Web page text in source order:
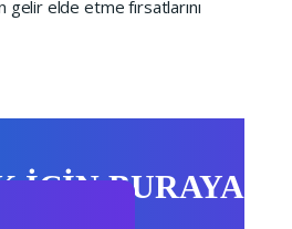
gelir elde etme fırsatlarını
İÇİN BURAYA